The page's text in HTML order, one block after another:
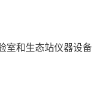
室和生态站仪器设备